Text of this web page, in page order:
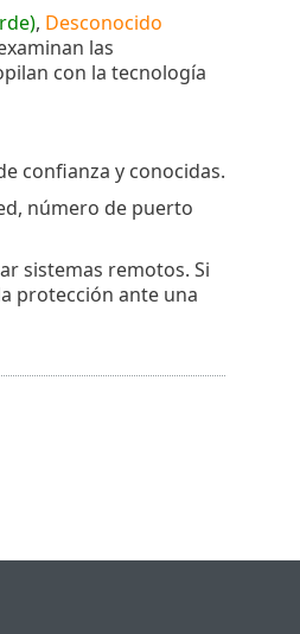
, Desconocido
las
con la tecnología
confianza y conocidas.
número de puerto
sistemas remotos. Si
protección ante una